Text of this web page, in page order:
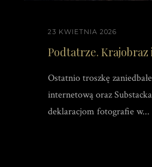
23 KWIETNIA 2026
Podtatrze. Krajobraz
Ostatnio troszkę
internetową oraz
deklaracjom fotografie w...